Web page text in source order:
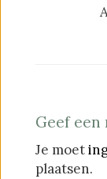
Geef
Je moet
plaatsen.